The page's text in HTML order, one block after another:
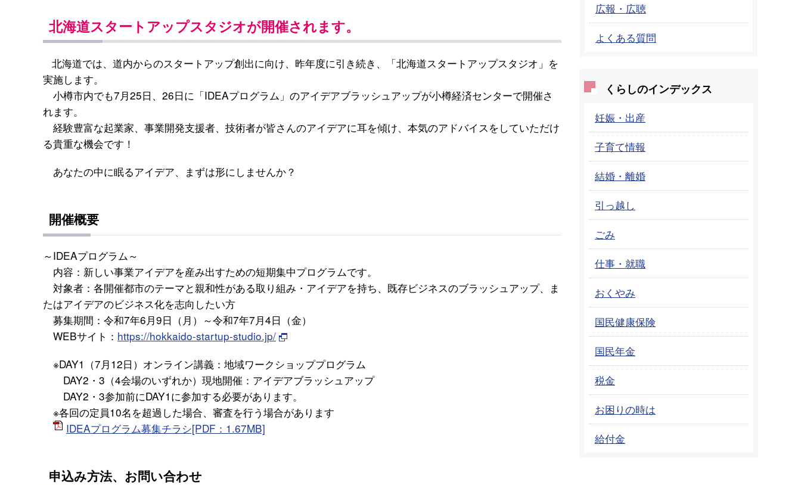
北海道スタートアップスタジオが開催されます。
北海道では、道内からのスタートアップ創出に向け、昨年度に引き続き、「北海道スタートアップスタジオ」を
実施します。
小樽市内でも7月25日、26日に「IDEAプログラム」のアイデアブラッシュアップが小樽経済センターで開催さ
れます。
経験豊富な起業家、事業開発支援者、技術者が皆さんのアイデアに耳を傾け、本気のアドバイスをしていただけ
る貴重な機会です！
あなたの中に眠るアイデア、まずは形にしませんか？
開催概要
～IDEAプログラム～
内容：新しい事業アイデアを産み出すための短期集中プログラムです。
対象者：各開催都市のテーマと親和性がある取り組み・アイデアを持ち、既存ビジネスのブラッシュアップ、ま
たはアイデアのビジネス化を志向したい方
募集期間：令和7年6月9日（月）～令和7年7月4日（金）
WEBサイト： https://hokkaido-startup-studio.jp/
※DAY1（7月12日）オンライン講義：地域ワークショッププログラム
DAY2・3（4会場のいずれか）現地開催：アイデアブラッシュアップ
DAY2・3参加前にDAY1に参加する必要があります。
※各回の定員10名を超過した場合、審査を行う場合があります
IDEAプログラム募集チラシ[PDF：1.67MB]
申込み方法、お問い合わせ
広報・広聴
よくある質問
くらしのインデックス
妊娠・出産
子育て情報
結婚・離婚
引っ越し
ごみ
仕事・就職
おくやみ
国民健康保険
国民年金
税金
お困りの時は
給付金